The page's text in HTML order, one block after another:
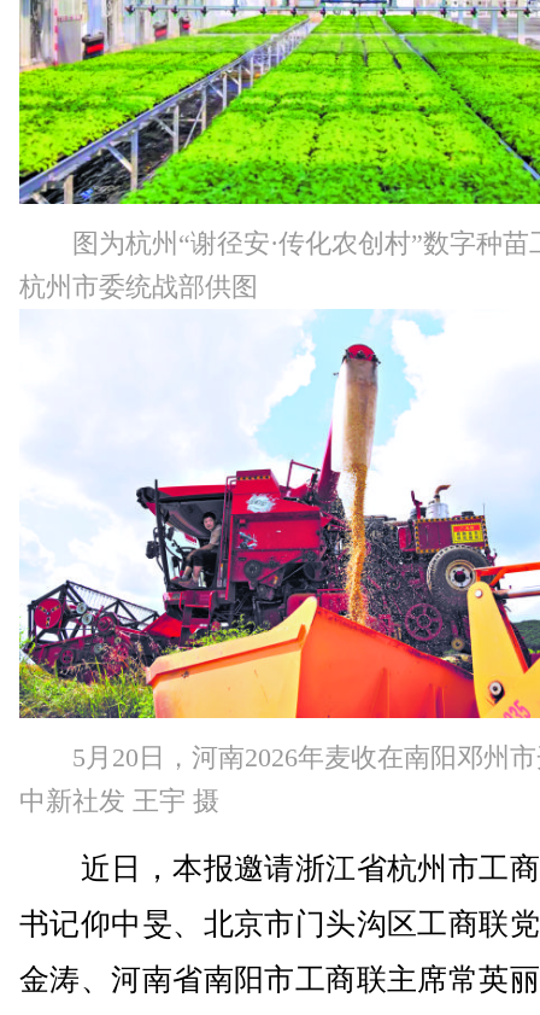
图为杭州“谢径安·传化农创村”数字种苗
杭州市委统战部供图
5月20日，河南2026年麦收在南阳邓州
中新社发 王宇 摄
近日，本报邀请浙江省杭州市工
书记仰中旻、北京市门头沟区工商联
金涛、河南省南阳市工商联主席常英